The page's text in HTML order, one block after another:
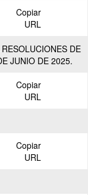
Copiar
URL
DE
JUNIO DE 2025.
Copiar
URL
Copiar
URL